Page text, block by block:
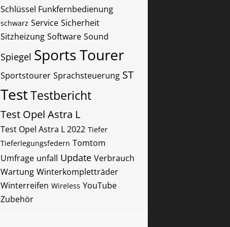
Schlüssel Funkfernbedienung
schwarz Service Sicherheit
Sitzheizung Software Sound
Spiegel Sports Tourer
Sportstourer Sprachsteuerung ST
TestTestbericht
Test Opel Astra L
Test Opel Astra L 2022 Tiefer
Tieferlegungsfedern Tomtom
Umfrage unfall Update Verbrauch
Wartung Winterkompletträder
Winterreifen Wireless YouTube
Zubehör